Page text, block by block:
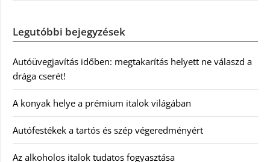
Legutóbbi bejegyzések
Autóüvegjavítás időben: megtakarítás helyett ne válaszd a
drága cserét!
A konyak helye a prémium italok világában
Autófestékek a tartós és szép végeredményért
Az alkoholos italok tudatos fogyasztása